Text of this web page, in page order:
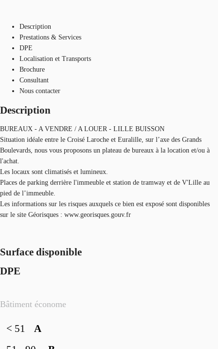
Description
Prestations & Services
DPE
Localisation et Transports
Brochure
Consultant
Nous contacter
Description
BUREAUX - A VENDRE / A LOUER - LILLE BUISSON
Situation idéale entre le Croisé Laroche et Euralille, sur l’axe des Grands
Boulevards, nous vous proposons un plateau de bureaux à la location et/ou à
l'achat.
Les locaux sont climatisés et lumineux.
Places de parking derrière l'immeuble et station de tramway et de V'Lille au
pied de l’immeuble.
Les informations sur les risques auxquels ce bien est exposé sont disponibles
sur le site Géorisques : www.georisques.gouv.fr
Surface disponible
DPE
Bâtiment économe
A
< 51